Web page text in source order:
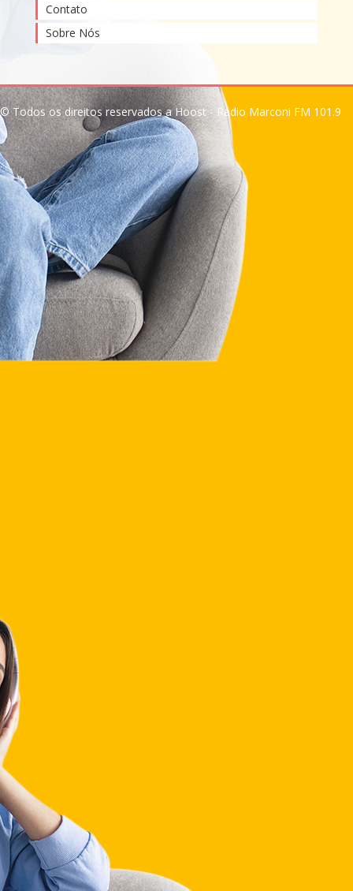
Contato
Sobre Nós
© Todos os direitos reservados a Hoost - Rádio Marconi FM 101.9